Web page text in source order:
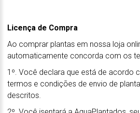
Licença de Compra
Ao comprar plantas em nossa loja
automaticamente concorda com os
1º. Você declara que está de acordo
termos e condições de envio de
descritos.